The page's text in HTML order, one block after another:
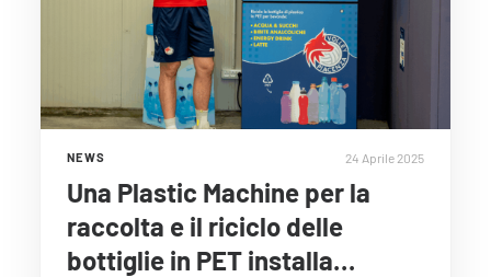
NEWS 24 Aprile 2025
Una Plastic Machine per la
raccolta e il riciclo delle
bottiglie in PET installa…